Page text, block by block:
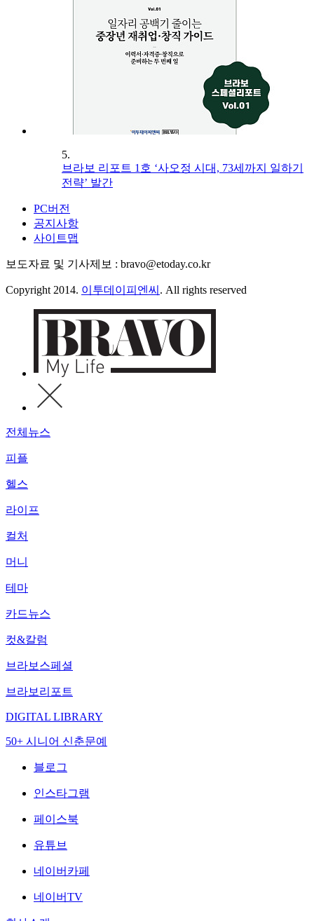
5.
브라보 리포트 1호 ‘사오정 시대, 73세까지 일하기
전략’ 발간
PC버전
공지사항
사이트맵
보도자료 및 기사제보 : bravo@etoday.co.kr
Copyright 2014. 이투데이피엔씨 . All rights reserved
전체뉴스
피플
헬스
라이프
컬처
머니
테마
카드뉴스
컷&칼럼
브라보스페셜
브라보리포트
DIGITAL LIBRARY
50+ 시니어 신춘문예
블로그
인스타그램
페이스북
유튜브
네이버카페
네이버TV